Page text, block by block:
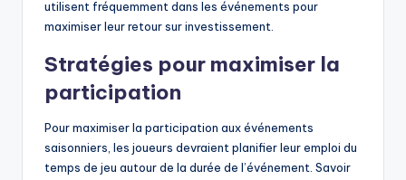
utilisent fréquemment dans les événements pour
maximiser leur retour sur investissement.
Stratégies pour maximiser la
participation
Pour maximiser la participation aux événements
saisonniers, les joueurs devraient planifier leur emploi du
temps de jeu autour de la durée de l’événement. Savoir